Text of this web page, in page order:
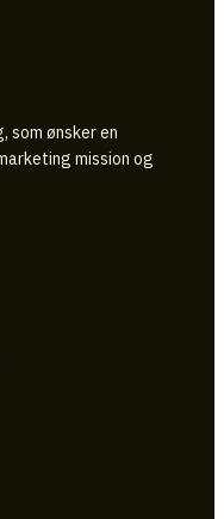
som ønsker en
mission og